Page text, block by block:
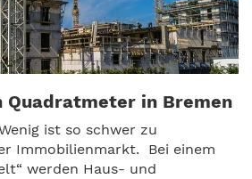
Quadratmeter in Bremen
ist so schwer zu
Immobilienmarkt. Bei einem
werden Haus- und